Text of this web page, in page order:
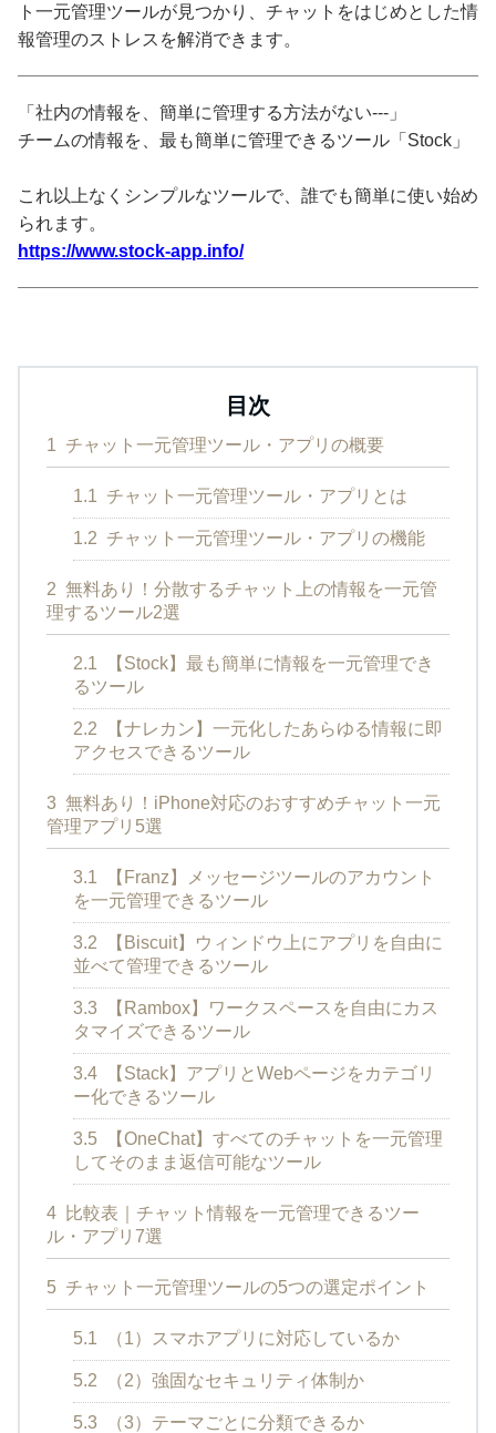
ト一元管理ツールが見つかり、チャットをはじめとした情
報管理のストレスを解消できます。
「社内の情報を、簡単に管理する方法がない---」
チームの情報を、最も簡単に管理できるツール「Stock」
これ以上なくシンプルなツールで、誰でも簡単に使い始め
られます。
https://www.stock-app.info/
目次
1 チャット一元管理ツール・アプリの概要
1.1 チャット一元管理ツール・アプリとは
1.2 チャット一元管理ツール・アプリの機能
2 無料あり！分散するチャット上の情報を一元管
理するツール2選
2.1
【Stock】最も簡単に情報を一元管理でき
るツール
2.2
【ナレカン】一元化したあらゆる情報に即
アクセスできるツール
3 無料あり！iPhone対応のおすすめチャット一元
管理アプリ5選
3.1
【Franz】メッセージツールのアカウント
を一元管理できるツール
3.2
【Biscuit】ウィンドウ上にアプリを自由に
並べて管理できるツール
3.3
【Rambox】ワークスペースを自由にカス
タマイズできるツール
3.4
【Stack】アプリとWebページをカテゴリ
ー化できるツール
3.5
【OneChat】すべてのチャットを一元管理
してそのまま返信可能なツール
4 比較表｜チャット情報を一元管理できるツー
ル・アプリ7選
5 チャット一元管理ツールの5つの選定ポイント
5.1 （1）スマホアプリに対応しているか
5.2 （2）強固なセキュリティ体制か
5.3 （3）テーマごとに分類できるか